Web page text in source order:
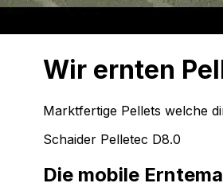
Wir ernten
Marktfertige Pellets welche
Schaider Pelletec D8.0
Die mobile